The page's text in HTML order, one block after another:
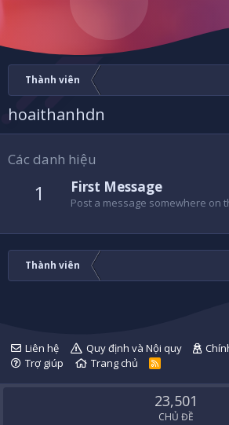
Thành viên
hoaithanhdn
Các danh hiệu
1 First Message
Post a message somewhere on
Thành viên
Liên hệ Quy định và Nội quy
Trợ giúp
Trang chủ
R
S
23,501
CHỦ ĐỀ